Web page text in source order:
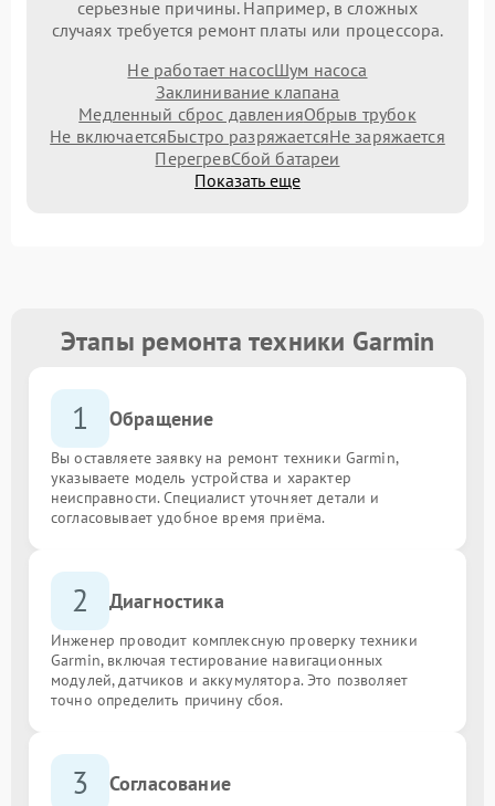
серьезные причины. Например, в сложных
случаях требуется ремонт платы или процессора.
Не работает насосШум насоса
Заклинивание клапана
Медленный сброс давленияОбрыв трубок
Не включаетсяБыстро разряжаетсяНе заряжается
ПерегревСбой батареи
Показать еще
Этапы ремонта техники Garmin
1 Обращение
Вы оставляете заявку на ремонт техники Garmin,
указываете модель устройства и характер
неисправности. Специалист уточняет детали и
согласовывает удобное время приёма.
2 Диагностика
Инженер проводит комплексную проверку техники
Garmin, включая тестирование навигационных
модулей, датчиков и аккумулятора. Это позволяет
точно определить причину сбоя.
3 Согласование